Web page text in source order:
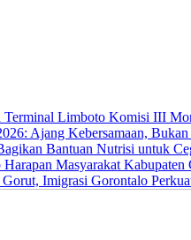
Komisi III